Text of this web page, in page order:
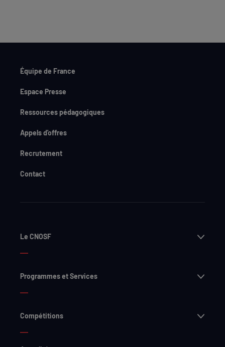
Équipe de France
Espace Presse
Ressources pédagogiques
Appels d'offres
Recrutement
Contact
Le CNOSF
Programmes et Services
Compétitions